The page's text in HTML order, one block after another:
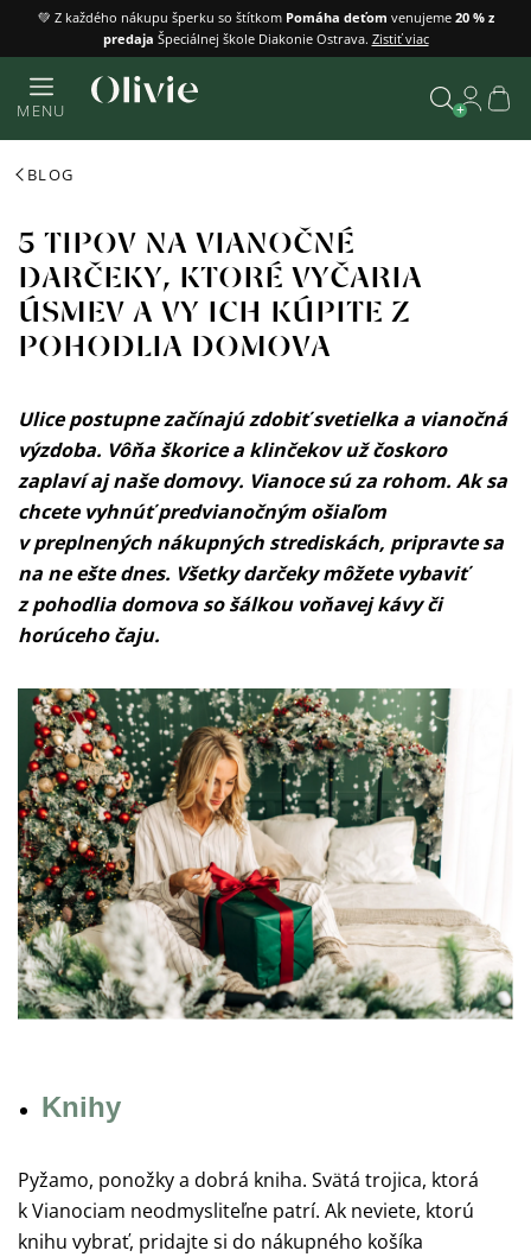
Prejsť
obsah
💚 Z každého nákupu šperku so štítkom Pomáha deťom venujeme 20 % z
predaja Špeciálnej škole Diakonie Ostrava. Zistiť viac
MENU
BLOG
5 TIPOV NA VIANOČNÉ
DARČEKY, KTORÉ VYČARIA
ÚSMEV A VY ICH KÚPITE Z
POHODLIA DOMOVA
Ulice postupne začínajú zdobiť svetielka a vianočná
výzdoba. Vôňa škorice a klinčekov už čoskoro
zaplaví aj naše domovy. Vianoce sú za rohom. Ak sa
chcete vyhnúť predvianočným ošiaľom
v preplnených nákupných strediskách, pripravte sa
na ne ešte dnes. Všetky darčeky môžete vybaviť
z pohodlia domova so šálkou voňavej kávy či
horúceho čaju.
Knihy
Pyžamo, ponožky a dobrá kniha. Svätá trojica, ktorá
k Vianociam neodmysliteľne patrí. Ak neviete, ktorú
knihu vybrať, pridajte si do nákupného košíka